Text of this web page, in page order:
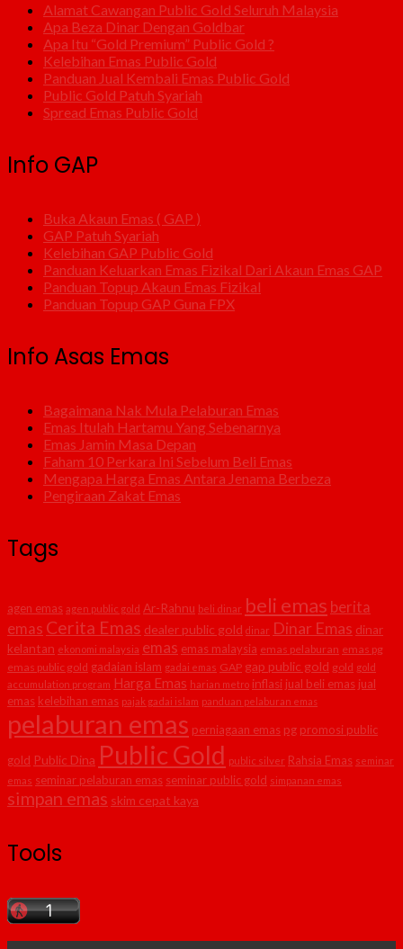
Alamat Cawangan Public Gold Seluruh Malaysia
Apa Beza Dinar Dengan Goldbar
Apa Itu “Gold Premium” Public Gold ?
Kelebihan Emas Public Gold
Panduan Jual Kembali Emas Public Gold
Public Gold Patuh Syariah
Spread Emas Public Gold
Info GAP
Buka Akaun Emas ( GAP )
GAP Patuh Syariah
Kelebihan GAP Public Gold
Panduan Keluarkan Emas Fizikal Dari Akaun Emas GAP
Panduan Topup Akaun Emas Fizikal
Panduan Topup GAP Guna FPX
Info Asas Emas
Bagaimana Nak Mula Pelaburan Emas
Emas Itulah Hartamu Yang Sebenarnya
Emas Jamin Masa Depan
Faham 10 Perkara Ini Sebelum Beli Emas
Mengapa Harga Emas Antara Jenama Berbeza
Pengiraan Zakat Emas
Tags
agen emas agen public gold Ar-Rahnu beli dinar beli emas berita
emas Cerita Emas dealer public gold dinar Dinar Emas dinar
kelantan ekonomi malaysia emas emas malaysia emas pelaburan emas pg
emas public gold gadaian islam gadai emas GAP gap public gold gold gold
accumulation program Harga Emas harian metro inflasi jual beli emas jual
emas kelebihan emas pajak gadai islam panduan pelaburan emas
pelaburan emas perniagaan emas pg promosi public
gold Public Dina Public Gold public silver Rahsia Emas seminar
emas seminar pelaburan emas seminar public gold simpanan emas
simpan emas skim cepat kaya
Tools